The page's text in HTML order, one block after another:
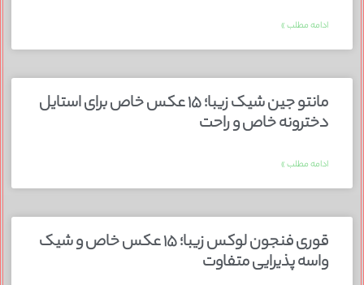
ادامه مطلب »
مانتو جین شیک زیبا؛ ۱۵ عکس خاص برای استایل
دخترونه خاص و راحت
ادامه مطلب »
قوری فنجون لوکس زیبا؛ ۱۵ عکس خاص و شیک
واسه پذیرایی متفاوت